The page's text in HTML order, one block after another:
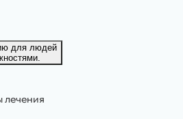
для людей
лечения